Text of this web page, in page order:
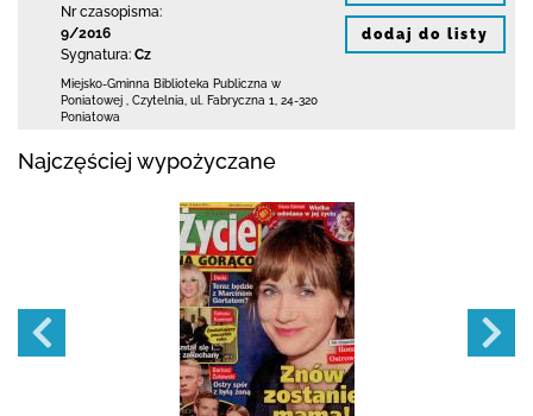
Nr czasopisma:
9/2016
Sygnatura: Cz
Miejsko-Gminna Biblioteka Publiczna w
Poniatowej
Czytelnia, ul. Fabryczna 1
24-320
Poniatowa
dodaj do listy
Najczęściej wypożyczane